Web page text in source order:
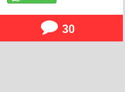
30